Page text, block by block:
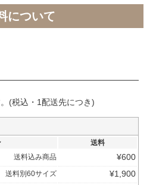
について
(税込・1配送先につき)
送料
送料込み商品
¥600
送料別60サイズ ¥1,900